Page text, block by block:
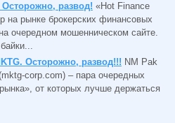
развод! «Hot Finance
рынке брокерских финансовых
очередном мошенническом сайте.
Осторожно, развод!!! NM Pak
corp.com) – пара очередных
от которых лучше держаться